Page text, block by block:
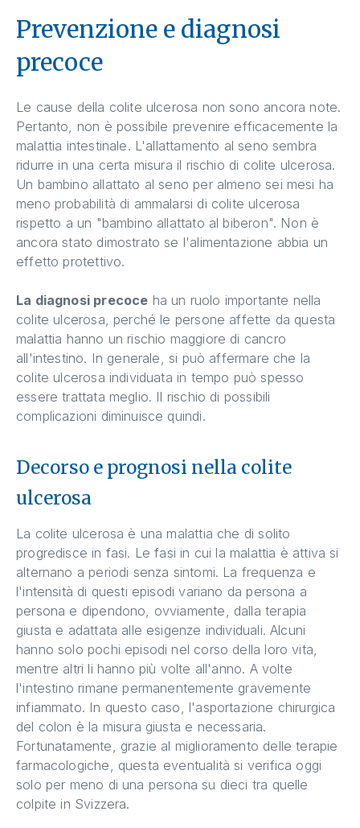
Prevenzione e diagnosi
precoce
Le cause della colite ulcerosa non sono ancora note.
Pertanto, non è possibile prevenire efficacemente la
malattia intestinale. L'allattamento al seno sembra
ridurre in una certa misura il rischio di colite ulcerosa.
Un bambino allattato al seno per almeno sei mesi ha
meno probabilità di ammalarsi di colite ulcerosa
rispetto a un "bambino allattato al biberon". Non è
ancora stato dimostrato se l'alimentazione abbia un
effetto protettivo.
La diagnosi precoce ha un ruolo importante nella
colite ulcerosa, perché le persone affette da questa
malattia hanno un rischio maggiore di cancro
all'intestino. In generale, si può affermare che la
colite ulcerosa individuata in tempo può spesso
essere trattata meglio. Il rischio di possibili
complicazioni diminuisce quindi.
Decorso e prognosi nella colite
ulcerosa
La colite ulcerosa è una malattia che di solito
progredisce in fasi. Le fasi in cui la malattia è attiva si
alternano a periodi senza sintomi. La frequenza e
l'intensità di questi episodi variano da persona a
persona e dipendono, ovviamente, dalla terapia
giusta e adattata alle esigenze individuali. Alcuni
hanno solo pochi episodi nel corso della loro vita,
mentre altri li hanno più volte all'anno. A volte
l'intestino rimane permanentemente gravemente
infiammato. In questo caso, l'asportazione chirurgica
del colon è la misura giusta e necessaria.
Fortunatamente, grazie al miglioramento delle terapie
farmacologiche, questa eventualità si verifica oggi
solo per meno di una persona su dieci tra quelle
colpite in Svizzera.